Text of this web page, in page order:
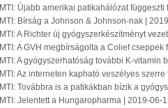
MTI: Újabb amerikai patikahálózat
MTI: Bírság a Johnson & Johnson-nak |
MTI: A Richter új gyógyszerkészítményt
MTI: A GVH megbírságolta a Colief
MTI: A gyógyszerhatóság további K-
MTI: Az interneten kapható veszélyes
MTI: Továbbra is a patikákban bízik a
MTI: Jelentett a Hungaropharma | 2019-06-